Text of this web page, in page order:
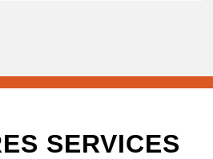
SERVICES